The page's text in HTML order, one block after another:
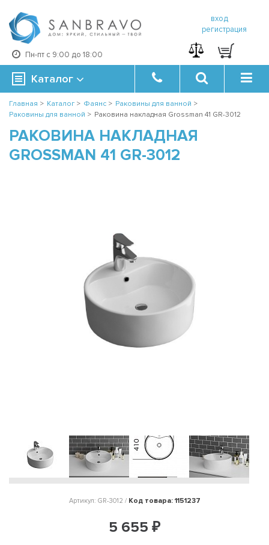
Пн-пт с 9:00 до 18:00
вход
регистрация
Каталог
Главная > Каталог > Фаянс > Раковины для ванной >
Раковины для ванной > Раковина накладная Grossman 41 GR-3012
РАКОВИНА НАКЛАДНАЯ
GROSSMAN 41 GR-3012
Артикул: GR-3012 / Код товара: 1151237
5 655 ₽